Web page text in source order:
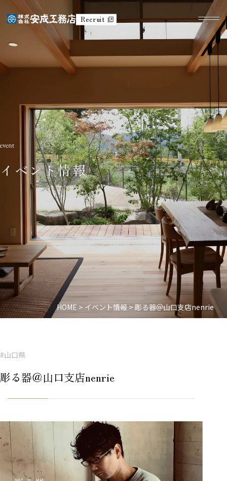
Recruit
イベント情報
HOME > イベント情報>彫る器＠山口支店nenrie
#山口県
彫る器＠山口支店nenrie